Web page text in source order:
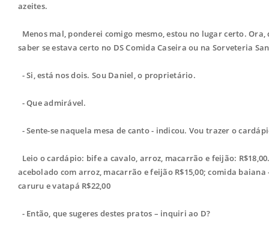
azeites.
Menos mal, ponderei comigo mesmo, estou no lugar certo.
saber se estava certo no DS Comida Caseira ou na Sorveteria
- Si, está nos dois. Sou Daniel, o proprietário.
- Que admirável.
- Sente-se naquela mesa de canto - indicou. Vou trazer o
Leio o cardápio: bife a cavalo, arroz, macarrão e feijão:
acebolado com arroz, macarrão e feijão R$15,00; comida
caruru e vatapá R$22,00
- Então, que sugeres destes pratos – inquiri ao D?